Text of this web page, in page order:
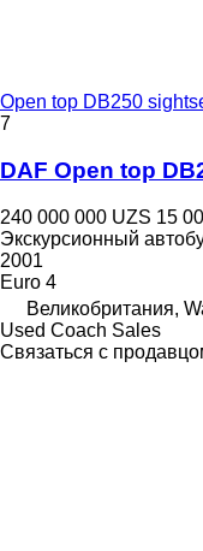
Open top DB250
7
DAF Open top
240 000 000 UZS 15
Экскурсионный
2001
Euro 4
Великобритания,
Used Coach Sales
Связаться с